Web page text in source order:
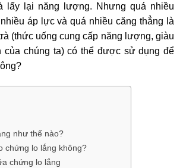
lấy lại năng lượng. Nhưng quá nhiều
áp lực và quá nhiều căng thẳng là
(thức uống cung cấp năng lượng, giàu
của chúng ta) có thể được sử dụng để
như thế nào?
chứng lo lắng không?
chứng lo lắng